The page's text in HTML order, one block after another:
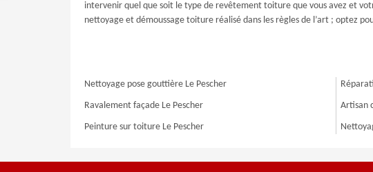
intervenir quel que soit le type de revêtement toiture que vous avez et
nettoyage et démoussage toiture réalisé dans les règles de l’art ; optez
Nettoyage pose gouttière Le Pescher
Ravalement façade Le Pescher
Peinture sur toiture Le Pescher
Artisan